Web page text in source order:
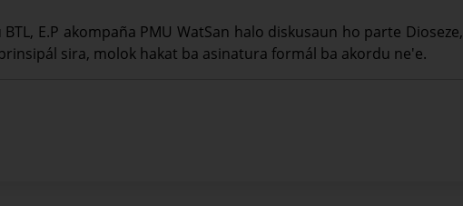
E.P akompaña PMU WatSan halo diskusaun ho parte Dioseze,
sira, molok hakat ba asinatura formál ba akordu ne'e.